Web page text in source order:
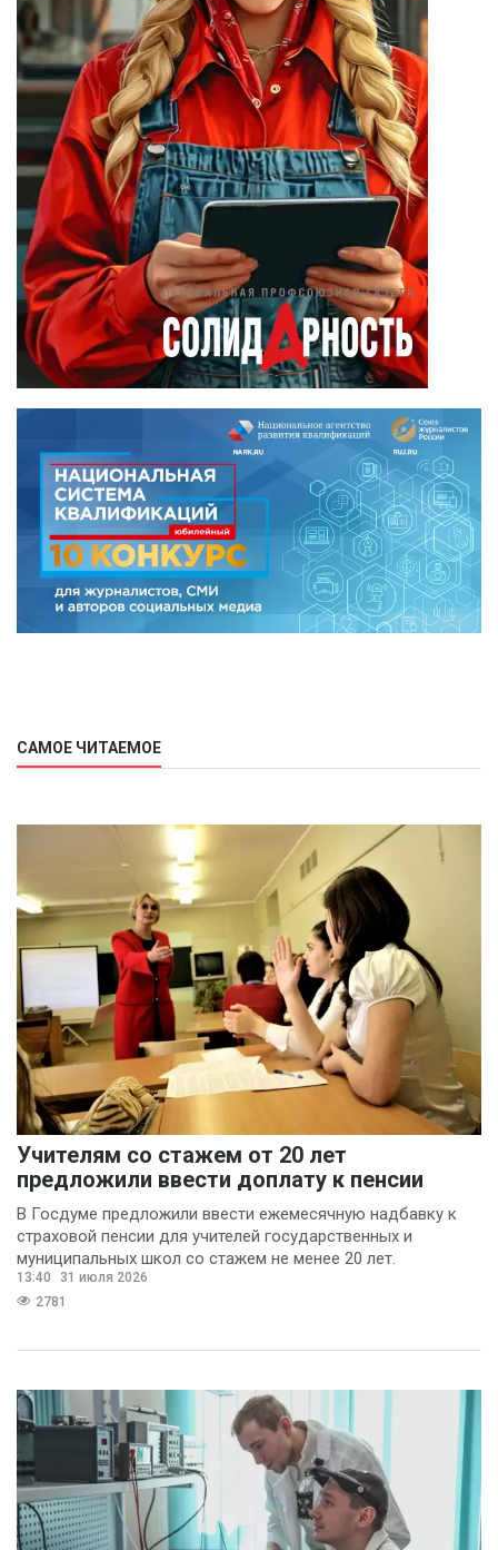
САМОЕ ЧИТАЕМОЕ
Учителям со стажем от 20 лет
предложили ввести доплату к пенсии
В Госдуме предложили ввести ежемесячную надбавку к
страховой пенсии для учителей государственных и
муниципальных школ со стажем не менее 20 лет.
13:40
31 июля 2026
2781